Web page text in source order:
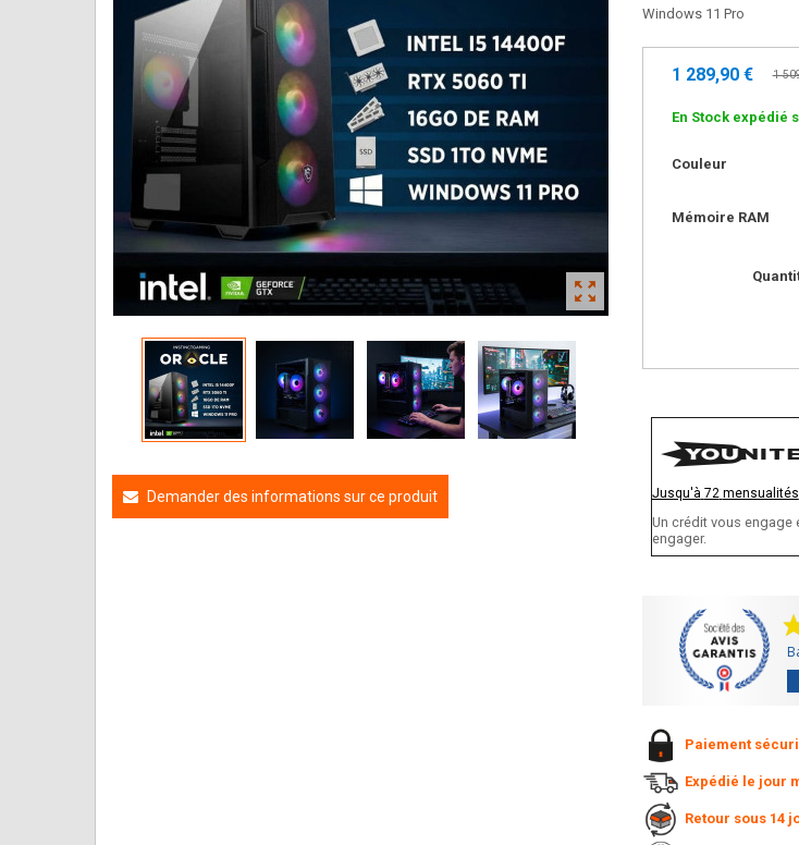
zoom_out_map
Demander des informations sur ce produit
Windows 11 Pro
1 289,90 € 1
En Stock expédié
Couleur
Mémoire RAM
Jusqu'à 72 mensualités
Un crédit vous engage
engager.
Paiement
Expédié le jour
Retour sous 14